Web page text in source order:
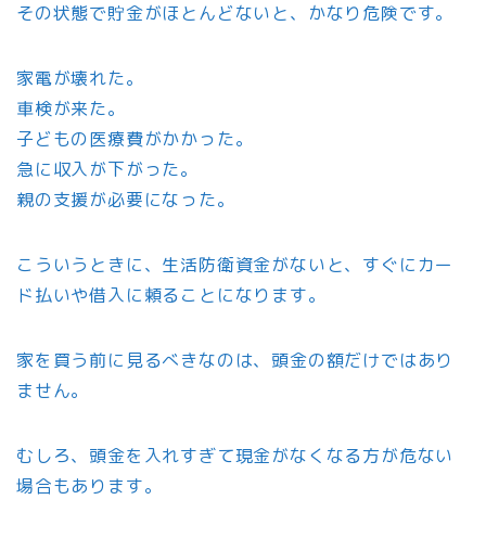
その状態で貯金がほとんどないと、かなり危険です。
家電が壊れた。
車検が来た。
子どもの医療費がかかった。
急に収入が下がった。
親の支援が必要になった。
こういうときに、生活防衛資金がないと、すぐにカー
ド払いや借入に頼ることになります。
家を買う前に見るべきなのは、頭金の額だけではあり
ません。
むしろ、頭金を入れすぎて現金がなくなる方が危ない
場合もあります。